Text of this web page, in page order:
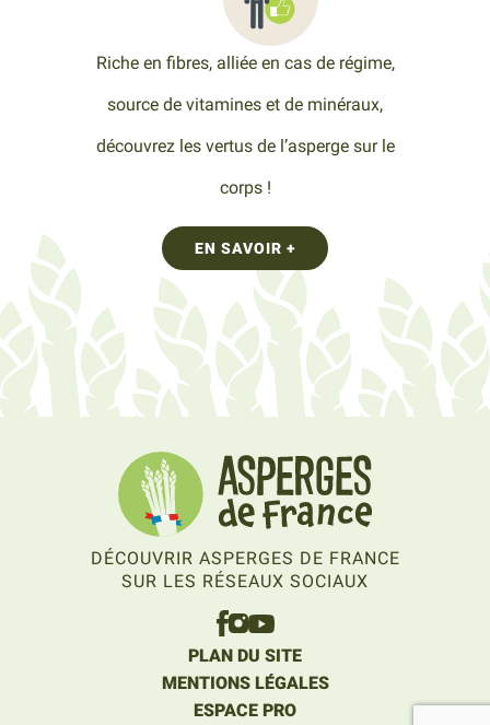
Riche en fibres, alliée en cas de régime,
source de vitamines et de minéraux,
découvrez les vertus de l’asperge sur le
corps !
EN SAVOIR +
DÉCOUVRIR ASPERGES DE FRANCE
SUR LES RÉSEAUX SOCIAUX
PLAN DU SITE
MENTIONS LÉGALES
ESPACE PRO